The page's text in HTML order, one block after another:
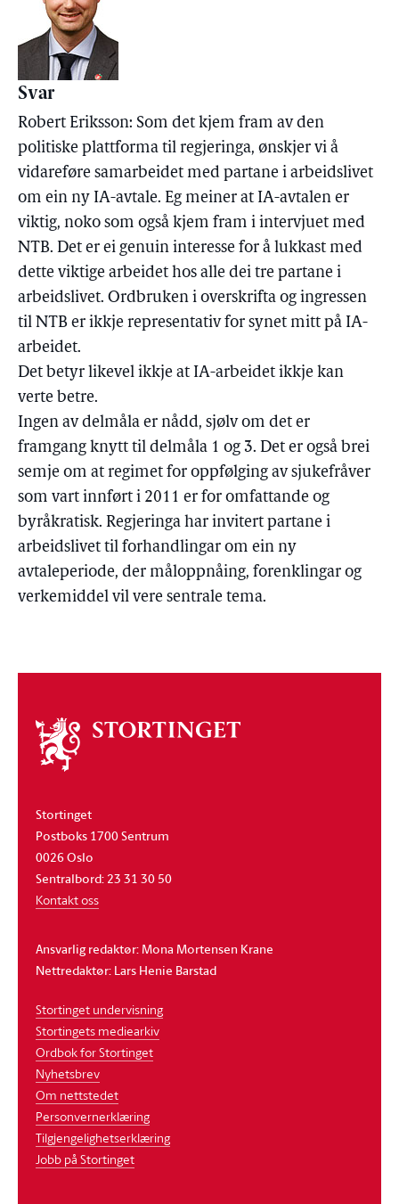
Svar
Robert Eriksson: Som det kjem fram av den
politiske plattforma til regjeringa, ønskjer vi å
vidareføre samarbeidet med partane i arbeidslivet
om ein ny IA-avtale. Eg meiner at IA-avtalen er
viktig, noko som også kjem fram i intervjuet med
NTB. Det er ei genuin interesse for å lukkast med
dette viktige arbeidet hos alle dei tre partane i
arbeidslivet. Ordbruken i overskrifta og ingressen
til NTB er ikkje representativ for synet mitt på IA-
arbeidet.
Det betyr likevel ikkje at IA-arbeidet ikkje kan
verte betre.
Ingen av delmåla er nådd, sjølv om det er
framgang knytt til delmåla 1 og 3. Det er også brei
semje om at regimet for oppfølging av sjukefråver
som vart innført i 2011 er for omfattande og
byråkratisk. Regjeringa har invitert partane i
arbeidslivet til forhandlingar om ein ny
avtaleperiode, der måloppnåing, forenklingar og
verkemiddel vil vere sentrale tema.
Om
stortinget
Stortinget
Postboks 1700 Sentrum
0026 Oslo
Sentralbord: 23 31 30 50
Kontakt oss
Ansvarlig redaktør: Mona Mortensen Krane
Nettredaktør: Lars Henie Barstad
Stortinget undervisning
Stortingets mediearkiv
Ordbok for Stortinget
Nyhetsbrev
Om nettstedet
Personvernerklæring
Tilgjengelighetserklæring
Jobb på Stortinget